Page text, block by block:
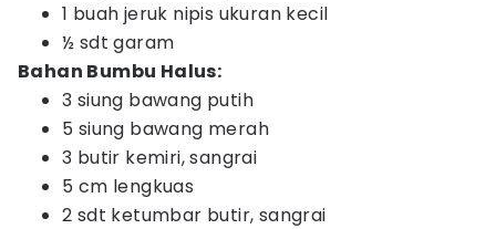
1 buah jeruk nipis ukuran kecil
½ sdt garam
Bahan Bumbu Halus:
3 siung bawang putih
5 siung bawang merah
3 butir kemiri, sangrai
5 cm lengkuas
2 sdt ketumbar butir, sangrai